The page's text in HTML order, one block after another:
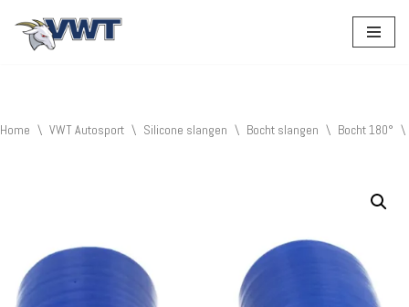
Home \ VWT Autosport \ Silicone slangen \ Bocht slangen \ Bocht 180° \